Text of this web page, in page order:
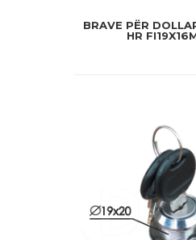
BRAVE PËR
HR